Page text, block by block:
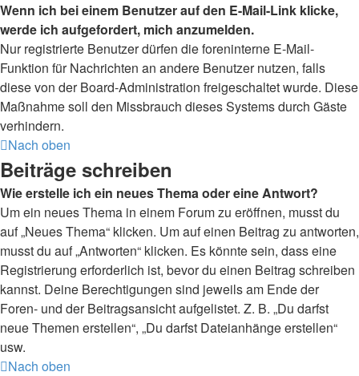
Wenn ich bei einem Benutzer auf den E-Mail-Link klicke,
werde ich aufgefordert, mich anzumelden.
Nur registrierte Benutzer dürfen die foreninterne E-Mail-
Funktion für Nachrichten an andere Benutzer nutzen, falls
diese von der Board-Administration freigeschaltet wurde. Diese
Maßnahme soll den Missbrauch dieses Systems durch Gäste
verhindern.
Nach oben
Beiträge schreiben
Wie erstelle ich ein neues Thema oder eine Antwort?
Um ein neues Thema in einem Forum zu eröffnen, musst du
auf „Neues Thema“ klicken. Um auf einen Beitrag zu antworten,
musst du auf „Antworten“ klicken. Es könnte sein, dass eine
Registrierung erforderlich ist, bevor du einen Beitrag schreiben
kannst. Deine Berechtigungen sind jeweils am Ende der
Foren- und der Beitragsansicht aufgelistet. Z. B. „Du darfst
neue Themen erstellen“, „Du darfst Dateianhänge erstellen“
usw.
Nach oben